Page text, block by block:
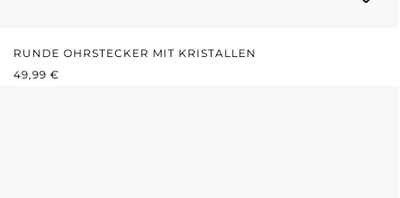
RUNDE OHRSTECKER MIT KRISTALLEN
REGULÄRER PREIS:
49,99 €